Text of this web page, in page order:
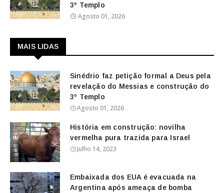
3º Templo
Agosto 01, 2026
MAIS LIDAS
Sinédrio faz petição formal a Deus pela
revelação do Messias e construção do
3º Templo
Agosto 01, 2026
História em construção: novilha
vermelha pura trazida para Israel
Julho 14, 2023
Embaixada dos EUA é evacuada na
Argentina após ameaça de bomba